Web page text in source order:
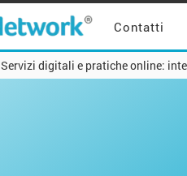
Contatti
Servizi digitali e pratiche online: